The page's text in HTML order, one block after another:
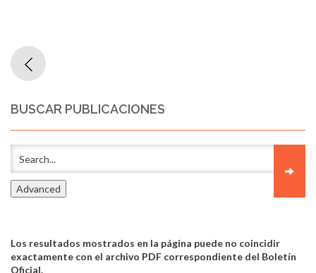
BUSCAR PUBLICACIONES
Los resultados mostrados en la página puede no coincidir
exactamente con el archivo PDF correspondiente del Boletín
Oficial.